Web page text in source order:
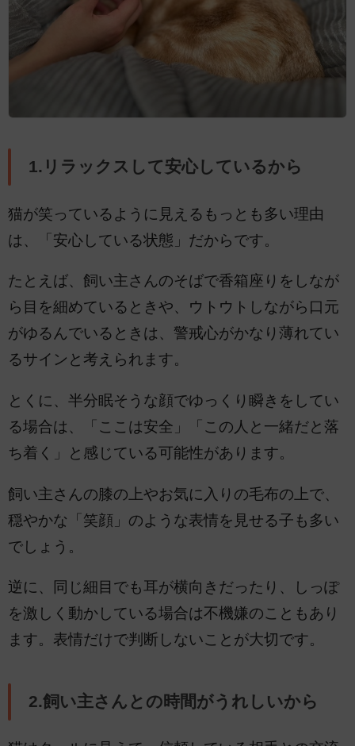
1.リラックスして安心しているから
猫が笑っているように見えるもっとも多い理由
は、「安心している状態」だからです。
たとえば、飼い主さんのそばで香箱座りをしなが
ら目を細めているときや、ウトウトしながら口元
がゆるんでいるときは、警戒心がかなり薄れてい
るサインと考えられます。
とくに、半分眠そうな顔でゆっくり瞬きをしてい
る場合は、「ここは安全」「この人と一緒だと落
ち着く」と感じている可能性があります。
飼い主さんの膝の上やお気に入りの毛布の上で、
穏やかな「笑顔」のような表情を見せる子も多い
でしょう。
逆に、同じ細目でも耳が横向きだったり、しっぽ
を激しく動かしている場合は不機嫌のこともあり
ます。表情だけで判断しないことが大切です。
2.飼い主さんとの時間がうれしいから